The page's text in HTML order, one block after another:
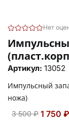
Нет
Артикул: 13052
Импульсный
ножа)
3 500 ₽ 1 750 ₽